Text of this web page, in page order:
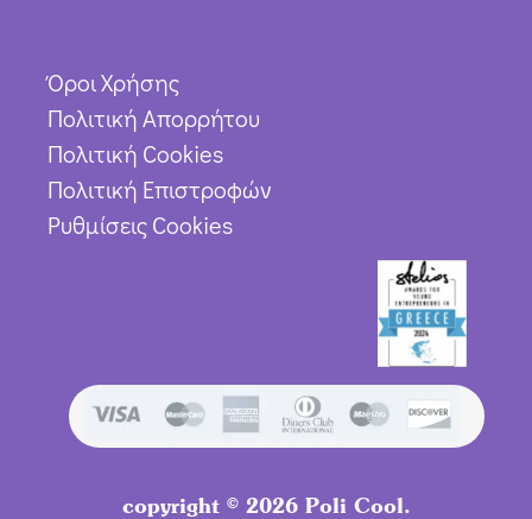
Όροι Χρήσης
Πολιτική Απορρήτου
Πολιτική Cookies
Πολιτική Επιστροφών
Ρυθμίσεις Cookies
copyright © 2026 Poli Cool.